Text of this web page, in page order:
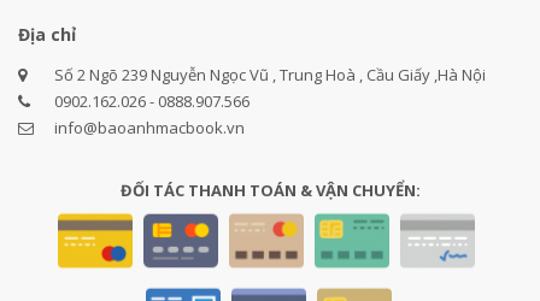
Địa chỉ
Số 2 Ngõ 239 Nguyễn Ngọc Vũ , Trung Hoà , Cầu Giấy ,Hà Nội
0902.162.026 - 0888.907.566
info@baoanhmacbook.vn
ĐỐI TÁC THANH TOÁN & VẬN CHUYỂN: